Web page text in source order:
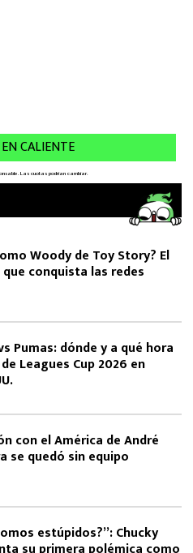
Woody de Toy Story? El
conquista las redes
Pumas: dónde y a qué hora
Leagues Cup 2026 en
con el América de André
se quedó sin equipo
estúpidos?”: Chucky